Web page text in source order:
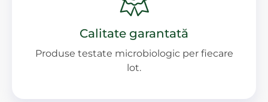
Calitate garantată
Produse testate microbiologic per fiecare
lot.